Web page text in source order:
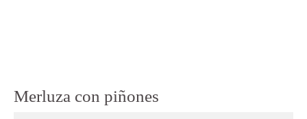
Merluza con piñones